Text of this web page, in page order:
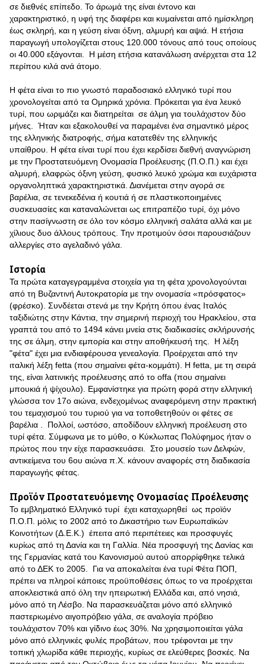
σε διεθνές επίπεδο. Το άρωμά της είναι έντονο και
χαρακτηριστικό, η υφή της διαφέρει και κυμαίνεται από ημίσκληρη
έως σκληρή, και η γεύση είναι όξινη, αλμυρή και αψιά. Η ετήσια
παραγωγή υπολογίζεται στους 120.000 τόνους από τους οποίους
οι 40.000 εξάγονται. Η μέση ετήσια κατανάλωση ανέρχεται στα 12
περίπου κιλά ανά άτομο.
Η φέτα είναι το πιο γνωστό παραδοσιακό ελληνικό τυρί που
χρονολογείται από τα Ομηρικά χρόνια. Πρόκειται για ένα λευκό
τυρί, που ωριμάζει και διατηρείται σε άλμη για τουλάχιστον δύο
μήνες. Ήταν και εξακολουθεί να παραμένει ένα σημαντικό μέρος
της ελληνικής διατροφής, σήμα κατατεθέν της ελληνικής
υπαίθρου. Η φέτα είναι τυρί που έχει κερδίσει διεθνή αναγνώριση
με την Προστατευόμενη Ονομασία Προέλευσης (Π.Ο.Π.) και έχει
αλμυρή, ελαφρώς όξινη γεύση, φυσικό λευκό χρώμα και ευχάριστα
οργανοληπτικά χαρακτηριστικά. Διανέμεται στην αγορά σε
βαρέλια, σε τενεκεδένια ή κουτιά ή σε πλαστικοποιημένες
συσκευασίες και καταναλώνεται ως επιτραπέζιο τυρί, όχι μόνο
στην πασίγνωστη σε όλο τον κόσμο ελληνική σαλάτα αλλά και με
χίλιους δυο άλλους τρόπους. Την προτιμούν όσοι παρουσιάζουν
αλλεργίες στο αγελαδινό γάλα.
Ιστορία
Τα πρώτα καταγεγραμμένα στοιχεία για τη φέτα χρονολογούνται
από τη Βυζαντινή Αυτοκρατορία με την ονομασία «πρόσφατος»
(φρέσκο). Συνδέεται στενά με την Κρήτη όπου ένας Ιταλός
ταξιδιώτης στην Κάντια, την σημερινή περιοχή του Ηρακλείου, στα
γραπτά του από το 1494 κάνει μνεία στις διαδικασίες σκλήρυνσής
της σε άλμη, στην εμπορία και στην αποθήκευσή της. Η λέξη
"φέτα" έχει μια ενδιαφέρουσα γενεαλογία. Προέρχεται από την
ιταλική λέξη fetta (που σημαίνει φέτα-κομμάτι). Η fetta, με τη σειρά
της, είναι λατινικής προέλευσης από το offa (που σημαίνει
μπουκιά ή ψίχουλο). Εμφανίστηκε για πρώτη φορά στην ελληνική
γλώσσα τον 17ο αιώνα, ενδεχομένως αναφερόμενη στην πρακτική
του τεμαχισμού του τυριού για να τοποθετηθούν οι φέτες σε
βαρέλια . Πολλοί, ωστόσο, αποδίδουν ελληνική προέλευση στο
τυρί φέτα. Σύμφωνα με το μύθο, ο Κύκλωπας Πολύφημος ήταν ο
πρώτος που την είχε παρασκευάσει. Στο μουσείο των Δελφών,
αντικείμενα του 6ου αιώνα π.Χ. κάνουν αναφορές στη διαδικασία
παραγωγής φέτας.
Προϊόν Προστατευόμενης Ονομασίας Προέλευσης
Το εμβληματικό Ελληνικό τυρί έχει καταχωρηθεί ως προϊόν
Π.Ο.Π. μόλις το 2002 από το Δικαστήριο των Ευρωπαϊκών
Κοινοτήτων (Δ.Ε.Κ.) έπειτα από περιπέτειες και προσφυγές
κυρίως από τη Δανία και τη Γαλλία. Νέα προσφυγή της Δανίας και
της Γερμανίας κατά του Κανονισμού αυτού απορρίφθηκε τελικά
από το ΔΕΚ το 2005. Για να αποκαλείται ένα τυρί Φέτα ΠΟΠ,
πρέπει να πληροί κάποιες προϋποθέσεις όπως το να προέρχεται
αποκλειστικά από όλη την ηπειρωτική Ελλάδα και, από νησιά,
μόνο από τη Λέσβο. Να παρασκευάζεται μόνο από ελληνικό
παστεριωμένο αιγοπρόβειο γάλα, σε αναλογία πρόβειο
τουλάχιστον 70% και γίδινο έως 30%. Να χρησιμοποιείται γάλα
μόνο από ελληνικές φυλές προβάτων, που τρέφονται με την
τοπική χλωρίδα κάθε περιοχής, κυρίως σε ελεύθερες βοσκές. Να